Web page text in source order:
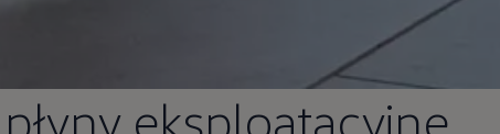
eksploatacyjne